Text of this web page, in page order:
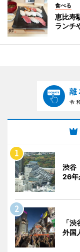
食べる
恵比寿
ランチ
渋谷
26年
「
外国